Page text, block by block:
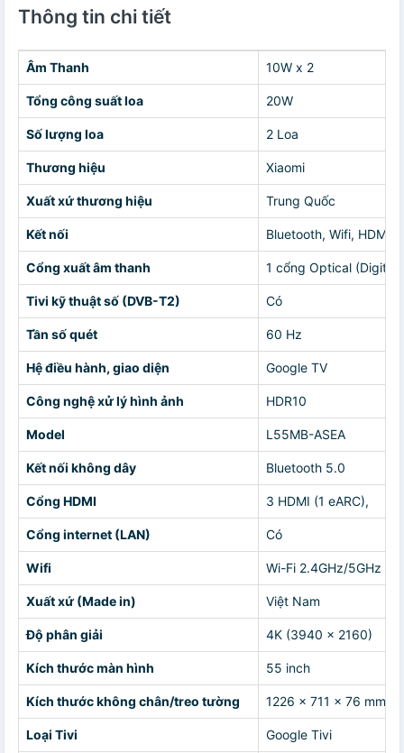
Thông tin chi tiết
Âm Thanh 10W x 2
Tổng công suất loa 20W
Số lượng loa 2 Loa
Thương hiệu Xiaomi
Xuất xứ thương hiệu Trung Quốc
Kết nối Bluetooth, Wifi, HDM,
Cổng xuất âm thanh 1 cổng Optical (Digital
Tivi kỹ thuật số (DVB-T2) Có
Tần số quét 60 Hz
Hệ điều hành, giao diện Google TV
Công nghệ xử lý hình ảnh HDR10
Model L55MB-ASEA
Kết nối không dây Bluetooth 5.0
Cổng HDMI 3 HDMI (1 eARC),
Cổng internet (LAN) Có
Wifi Wi-Fi 2.4GHz/5GHz
Xuất xứ (Made in) Việt Nam
Độ phân giải 4K (3940 x 2160)
Kích thước màn hình 55 inch
Kích thước không chân/treo tường 1226 x 711 x 76 mm
Loại Tivi Google Tivi